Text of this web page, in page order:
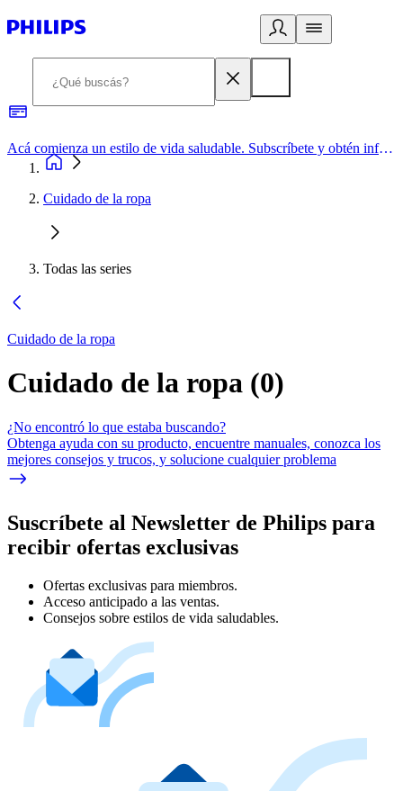
Acá comienza un estilo de vida saludable. Subscríbete y obtén información de primera mano
Cuidado de la ropa
Todas las series
Cuidado de la ropa
Cuidado de la ropa (0)
¿No encontró lo que estaba buscando?
Obtenga ayuda con su producto, encuentre manuales, conozca los
mejores consejos y trucos, y solucione cualquier problema
Suscríbete al Newsletter de Philips para
recibir ofertas exclusivas
Ofertas exclusivas para miembros.
Acceso anticipado a las ventas.
Consejos sobre estilos de vida saludables.